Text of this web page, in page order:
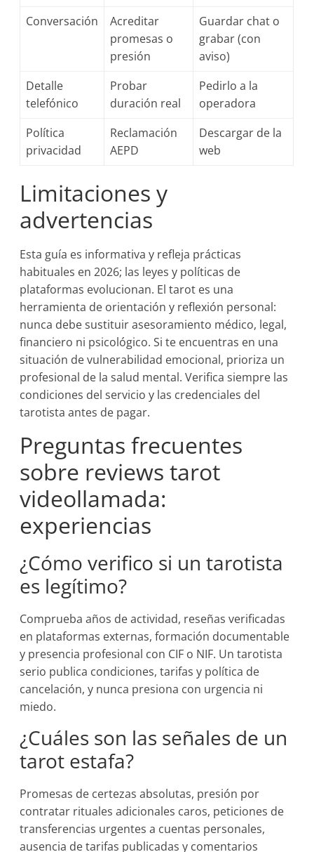
Conversación
Acreditar
promesas o
presión
Guardar chat o
grabar (con
aviso)
Detalle
telefónico
Probar
duración real
Pedirlo a la
operadora
Política
privacidad
Reclamación
AEPD
Descargar de la
web
Limitaciones y
advertencias
Esta guía es informativa y refleja prácticas
habituales en 2026; las leyes y políticas de
plataformas evolucionan. El tarot es una
herramienta de orientación y reflexión personal:
nunca debe sustituir asesoramiento médico, legal,
financiero ni psicológico. Si te encuentras en una
situación de vulnerabilidad emocional, prioriza un
profesional de la salud mental. Verifica siempre las
condiciones del servicio y las credenciales del
tarotista antes de pagar.
Preguntas frecuentes
sobre reviews tarot
videollamada:
experiencias
¿Cómo verifico si un tarotista
es legítimo?
Comprueba años de actividad, reseñas verificadas
en plataformas externas, formación documentable
y presencia profesional con CIF o NIF. Un tarotista
serio publica condiciones, tarifas y política de
cancelación, y nunca presiona con urgencia ni
miedo.
¿Cuáles son las señales de un
tarot estafa?
Promesas de certezas absolutas, presión por
contratar rituales adicionales caros, peticiones de
transferencias urgentes a cuentas personales,
ausencia de tarifas publicadas y comentarios